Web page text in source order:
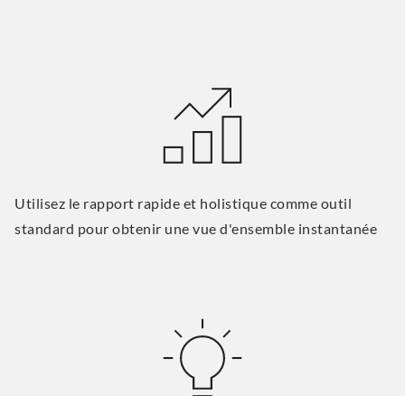
Utilisez le rapport rapide et holistique comme outil
standard pour obtenir une vue d'ensemble instantanée